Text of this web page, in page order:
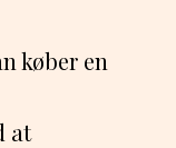
køber en
at